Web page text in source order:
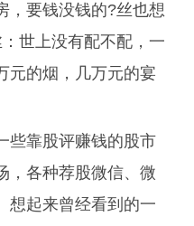
，要钱没钱的?丝也想
世上没有配不配，一
元的烟，几万元的宴
些靠股评赚钱的股市
，各种荐股微信、微
想起来曾经看到的一